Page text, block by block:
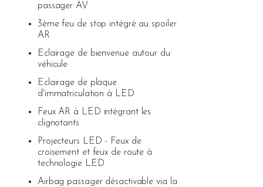
passager AV
3ème feu de stop intégré au spoiler
AR
Eclairage de bienvenue autour du
véhicule
Eclairage de plaque
d'immatriculation à LED
Feux AR à LED intégrant les
clignotants
Projecteurs LED - Feux de
croisement et feux de route à
technologie LED
Airbag passager désactivable via la